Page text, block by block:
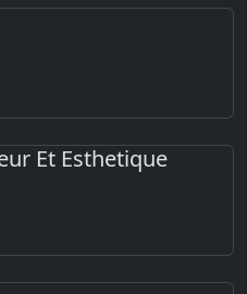
Et Esthetique